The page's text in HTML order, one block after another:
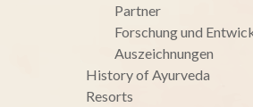
Partner
Forschung und
Auszeichnungen
History of Ayurveda
Resorts